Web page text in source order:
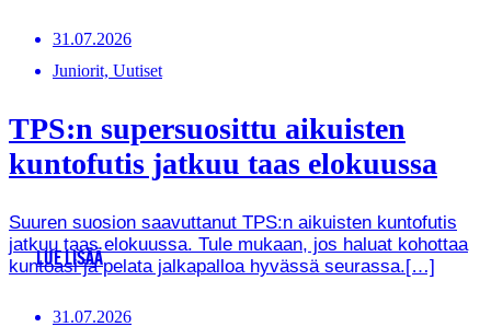
31.07.2026
Juniorit, Uutiset
TPS:n supersuosittu aikuisten
kuntofutis jatkuu taas elokuussa
Suuren suosion saavuttanut TPS:n aikuisten kuntofutis
jatkuu taas elokuussa. Tule mukaan, jos haluat kohottaa
kuntoasi ja pelata jalkapalloa hyvässä seurassa.[…]
LUE LISÄÄ
31.07.2026